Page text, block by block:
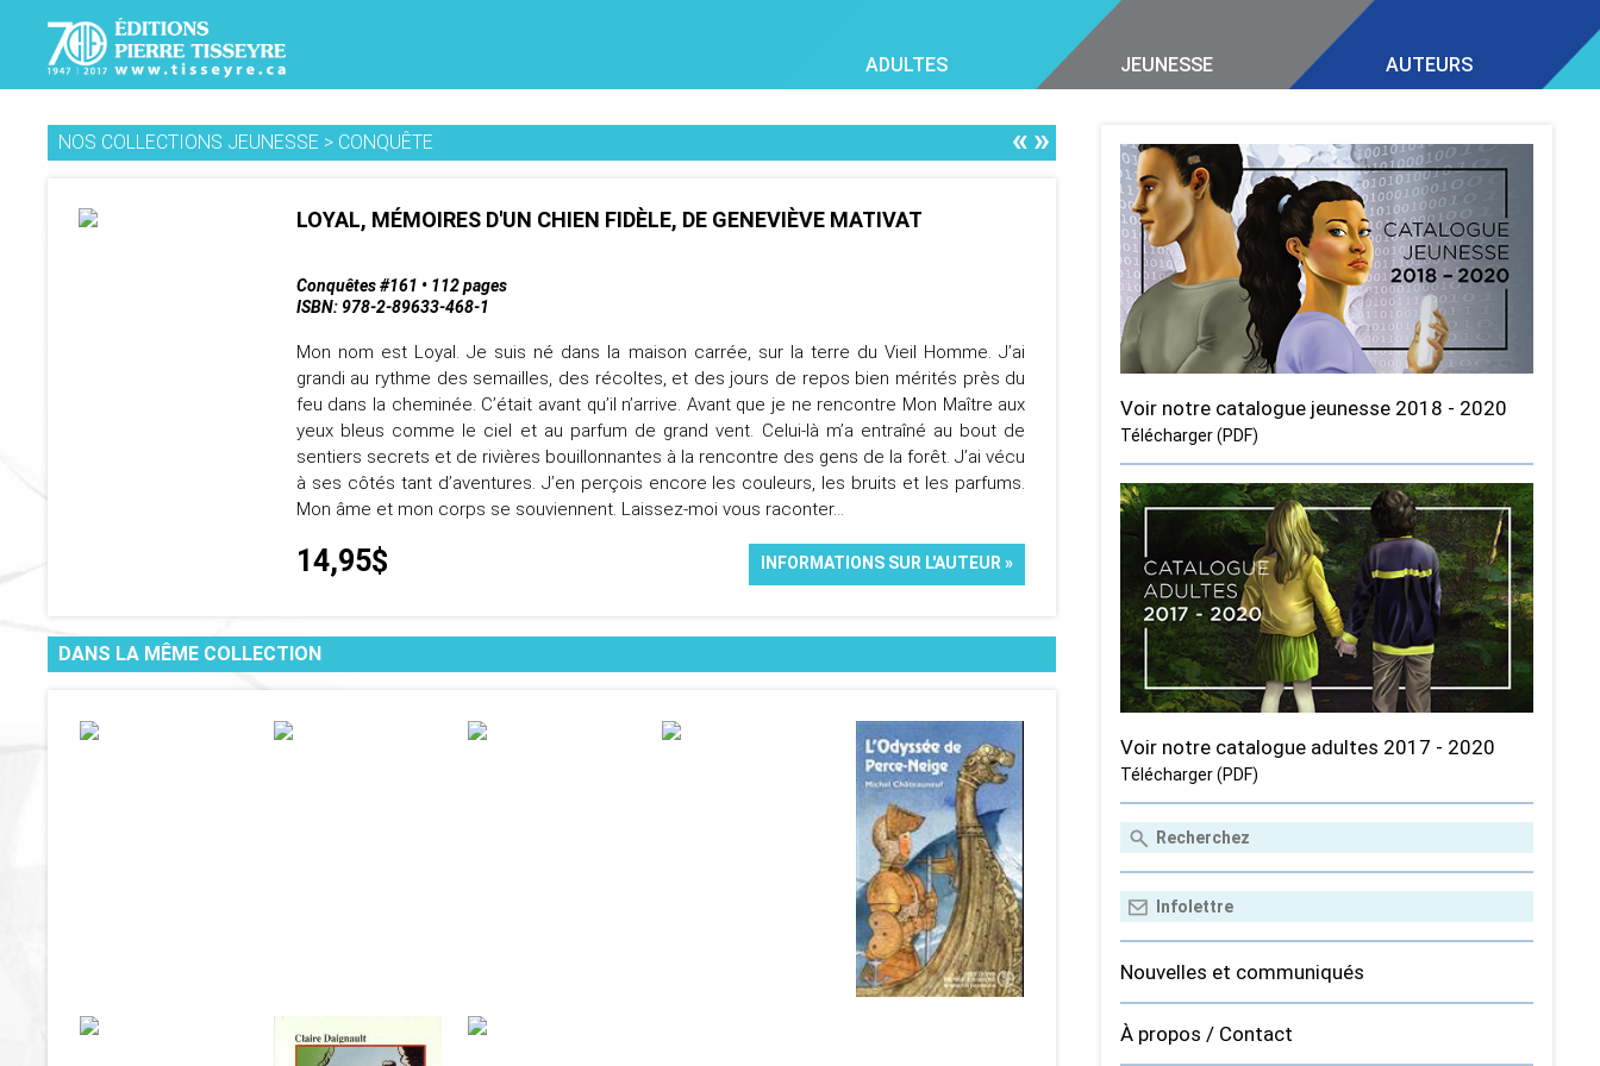
ADULTES JEUNESSE AUTEURS
NOS COLLECTIONS JEUNESSE > CONQUÊTE «»
LOYAL, MÉMOIRES D'UN CHIEN FIDÈLE, DE GENEVIÈVE MATIVAT
Conquêtes #161 • 112 pages
ISBN: 978-2-89633-468-1
Mon nom est Loyal. Je suis né dans la maison carrée, sur la terre du Vieil Homme. J’ai
grandi au rythme des semailles, des récoltes, et des jours de repos bien mérités près du
feu dans la cheminée. C’était avant qu’il n’arrive. Avant que je ne rencontre Mon Maître aux
yeux bleus comme le ciel et au parfum de grand vent. Celui-là m’a entraîné au bout de
sentiers secrets et de rivières bouillonnantes à la rencontre des gens de la forêt. J’ai vécu
à ses côtés tant d’aventures. J’en perçois encore les couleurs, les bruits et les parfums.
Mon âme et mon corps se souviennent. Laissez-moi vous raconter…
14,95$ INFORMATIONS SUR L'AUTEUR »
DANS LA MÊME COLLECTION
Voir notre catalogue jeunesse 2018 - 2020
Télécharger (PDF)
Voir notre catalogue adultes 2017 - 2020
Télécharger (PDF)
Nouvelles et communiqués
À propos / Contact